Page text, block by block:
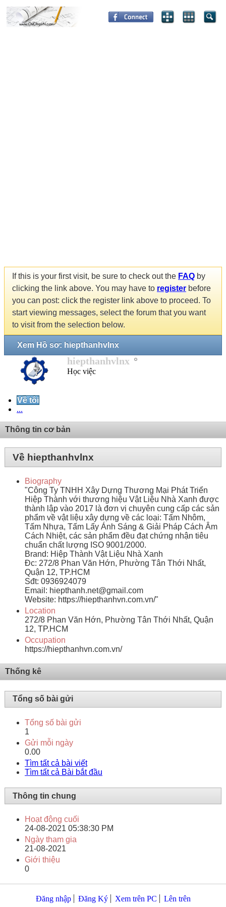
If this is your first visit, be sure to check out the FAQ by
clicking the link above. You may have to register before
you can post: click the register link above to proceed. To
start viewing messages, select the forum that you want
to visit from the selection below.
Xem Hồ sơ: hiepthanhvlnx
hiepthanhvlnx
Học việc
Về tôi
...
Thông tin cơ bản
Về hiepthanhvlnx
Biography
"Công Ty TNHH Xây Dựng Thương Mại Phát Triển
Hiệp Thành với thương hiệu Vật Liệu Nhà Xanh được
thành lập vào 2017 là đơn vị chuyên cung cấp các sản
phẩm về vật liệu xây dựng về các loại: Tấm Nhôm,
Tấm Nhựa, Tấm Lấy Ánh Sáng & Giải Pháp Cách Âm
Cách Nhiệt, các sản phẩm đều đạt chứng nhận tiêu
chuẩn chất lượng ISO 9001/2000.
Brand: Hiệp Thành Vật Liệu Nhà Xanh
Đc: 272/8 Phan Văn Hớn, Phường Tân Thới Nhất,
Quận 12, TP.HCM
Sđt: 0936924079
Email: hiepthanh.net@gmail.com
Website: https://hiepthanhvn.com.vn/"
Location
272/8 Phan Văn Hớn, Phường Tân Thới Nhất, Quận
12, TP.HCM
Occupation
https://hiepthanhvn.com.vn/
Thống kê
Tổng số bài gửi
Tổng số bài gửi
1
Gửi mỗi ngày
0.00
Tìm tất cả bài viết
Tìm tất cả Bài bắt đầu
Thông tin chung
Hoạt động cuối
24-08-2021 05:38:30 PM
Ngày tham gia
21-08-2021
Giới thiệu
0
Đăng nhập Đăng Ký Xem trên PC Lên trên